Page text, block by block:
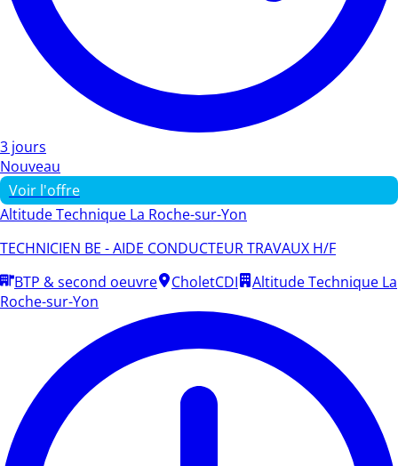
3 jours
Nouveau
Voir l'offre
Altitude Technique La Roche-sur-Yon
TECHNICIEN BE - AIDE CONDUCTEUR TRAVAUX H/F
BTP & second oeuvre
CholetCDI
Altitude Technique La
Roche-sur-Yon